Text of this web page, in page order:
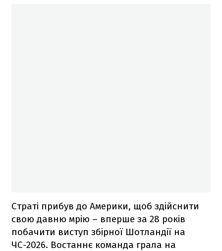
Страті прибув до Америки, щоб здійснити
свою давню мрію – вперше за 28 років
побачити виступ збірної Шотландії на
ЧС-2026. Востаннє команда грала на